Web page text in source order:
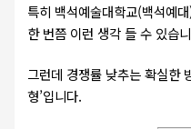
특히 백석예술대학교(백석예
한 번쯤 이런 생각 들 수 있습
그런데 경쟁률 낮추는 확실한
형’입니다.